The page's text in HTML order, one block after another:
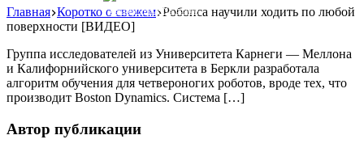
Реклама: WeLANS облако
Главная Коротко о свежем Робопса научили ходить по любой
поверхности [ВИДЕО]
Группа исследователей из Университета Карнеги — Меллона
и Калифорнийского университета в Беркли разработала
алгоритм обучения для четвероногих роботов, вроде тех, что
производит Boston Dynamics. Система […]
Автор публикации